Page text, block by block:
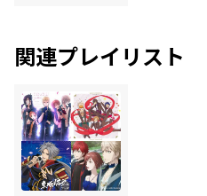
関連プレイリスト